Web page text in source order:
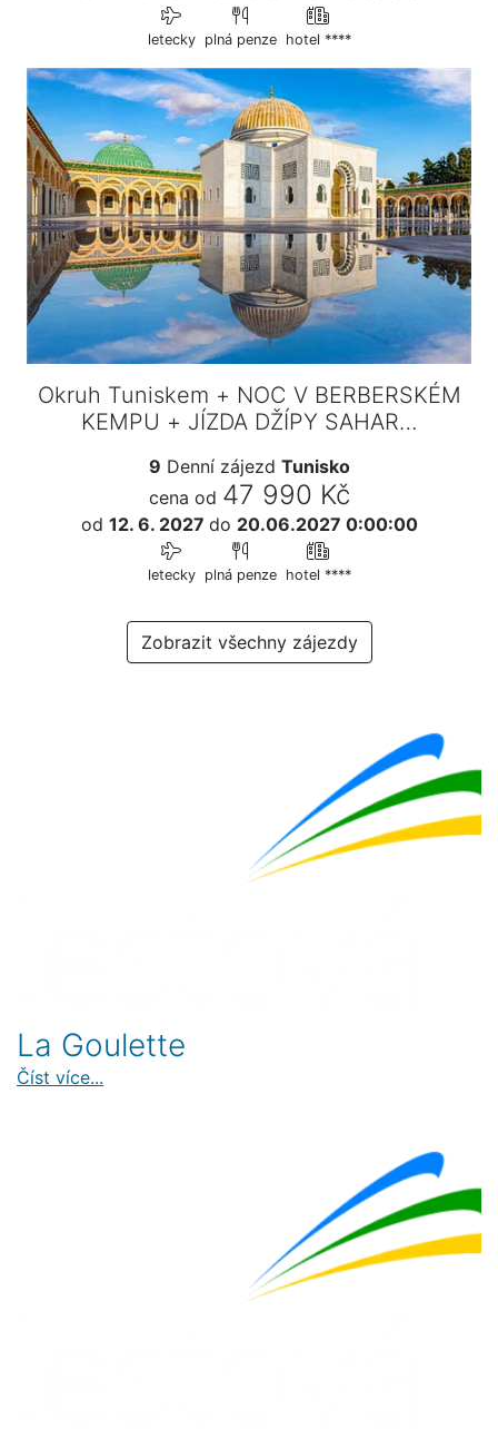
letecky plná penze hotel ****
Okruh Tuniskem + NOC V BERBERSKÉM
KEMPU + JÍZDA DŽÍPY SAHAR…
9 Denní zájezd Tunisko
cena od 47 990 Kč
od 12. 6. 2027 do 20.06.2027 0:00:00
letecky plná penze hotel ****
Zobrazit všechny zájezdy
La Goulette
Číst více...